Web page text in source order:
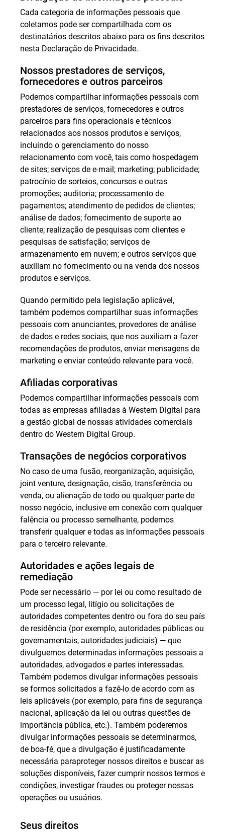
Cada categoria de informações pessoais que
coletamos pode ser compartilhada com os
destinatários descritos abaixo para os fins descritos
nesta Declaração de Privacidade.
Nossos prestadores de serviços,
fornecedores e outros parceiros
Podemos compartilhar informações pessoais com
prestadores de serviços, fornecedores e outros
parceiros para fins operacionais e técnicos
relacionados aos nossos produtos e serviços,
incluindo o gerenciamento do nosso
relacionamento com você, tais como hospedagem
de sites; serviços de e-mail; marketing; publicidade;
patrocínio de sorteios, concursos e outras
promoções; auditoria; processamento de
pagamentos; atendimento de pedidos de clientes;
análise de dados; fornecimento de suporte ao
cliente; realização de pesquisas com clientes e
pesquisas de satisfação; serviços de
armazenamento em nuvem; e outros serviços que
auxiliam no fornecimento ou na venda dos nossos
produtos e serviços.
Quando permitido pela legislação aplicável,
também podemos compartilhar suas informações
pessoais com anunciantes, provedores de análise
de dados e redes sociais, que nos auxiliam a fazer
recomendações de produtos, enviar mensagens de
marketing e enviar conteúdo relevante para você.
Afiliadas corporativas
Podemos compartilhar informações pessoais com
todas as empresas afiliadas à Western Digital para
a gestão global de nossas atividades comerciais
dentro do Western Digital Group.
Transações de negócios corporativos
No caso de uma fusão, reorganização, aquisição,
joint venture, designação, cisão, transferência ou
venda, ou alienação de todo ou qualquer parte de
nosso negócio, inclusive em conexão com qualquer
falência ou processo semelhante, podemos
transferir qualquer e todas as informações pessoais
para o terceiro relevante.
Autoridades e ações legais de
remediação
Pode ser necessário — por lei ou como resultado de
um processo legal, litígio ou solicitações de
autoridades competentes dentro ou fora do seu país
de residência (por exemplo, autoridades públicas ou
governamentais, autoridades judiciais) — que
divulguemos determinadas informações pessoais a
autoridades, advogados e partes interessadas.
Também podemos divulgar informações pessoais
se formos solicitados a fazê-lo de acordo com as
leis aplicáveis (por exemplo, para fins de segurança
nacional, aplicação da lei ou outras questões de
importância pública, etc.). Também poderemos
divulgar informações pessoais se determinarmos,
de boa-fé, que a divulgação é justificadamente
necessária paraproteger nossos direitos e buscar as
soluções disponíveis, fazer cumprir nossos termos e
condições, investigar fraudes ou proteger nossas
operações ou usuários.
Seus direitos